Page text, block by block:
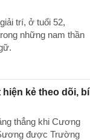
trí, ở tuổi 52,
những nam thần
kẻ theo dõi, bí
thẳng khi Cương
được Trường